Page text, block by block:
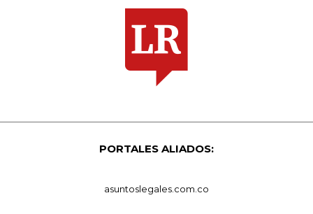
PORTALES ALIADOS:
asuntoslegales.com.co